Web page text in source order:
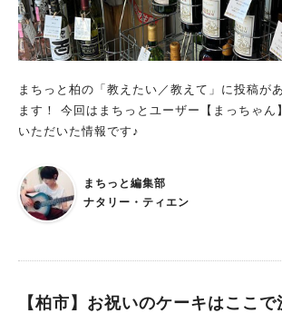
ュウリといぶりがっこクリームチーズは、つ
ずつ食べてしまいました。。。) わさびキュウリは、瑞々しくシ
ャキシャキ歯ごたえのキュウリにワサビのツ
がっこクリームチーズはもう説明不要の美味
て最高の一品です。 一番人気のもつ煮込みは外せない！ 吞兵
衛さんイチオシのメニューは、じっくり煮込
たモツ。 優しい味噌味が染み込んだ大根や人参も、とても美味
しいです。 さすが人気メニューなだけあります。 こちらは大・
中・小のサイズでオーダーすることができ、 来店人数によって
品です もつ煮込みのほかにも、吞兵衛さんのメニューで個人的
の前でバーナーで炙って出してくれます。 なので非常に香ばし
まちっと柏の「教えたい／教えて」に投稿が
ます！ 今回はまちっとユーザー【まっちゃん】さんからお寄せ
いただいた情報です♪
まちっと編集部
ナタリー・ティエン
【柏市】お祝いのケーキはここ